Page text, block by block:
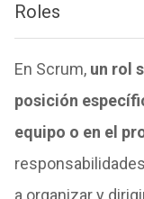
Roles
En Scrum, un rol
posición
equipo o en el